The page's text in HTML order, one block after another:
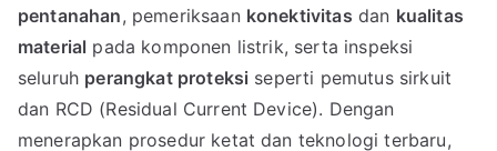
pentanahan, pemeriksaan konektivitas dan kualitas
material pada komponen listrik, serta inspeksi
seluruh perangkat proteksi seperti pemutus sirkuit
dan RCD (Residual Current Device). Dengan
menerapkan prosedur ketat dan teknologi terbaru,